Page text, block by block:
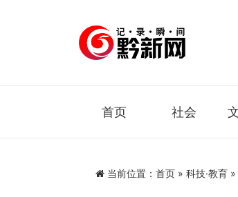
首页 社会
当前位置： 首页 » 科技·教育